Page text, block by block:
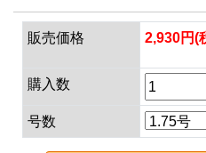
販売価格 2,930円(
購入数
号数